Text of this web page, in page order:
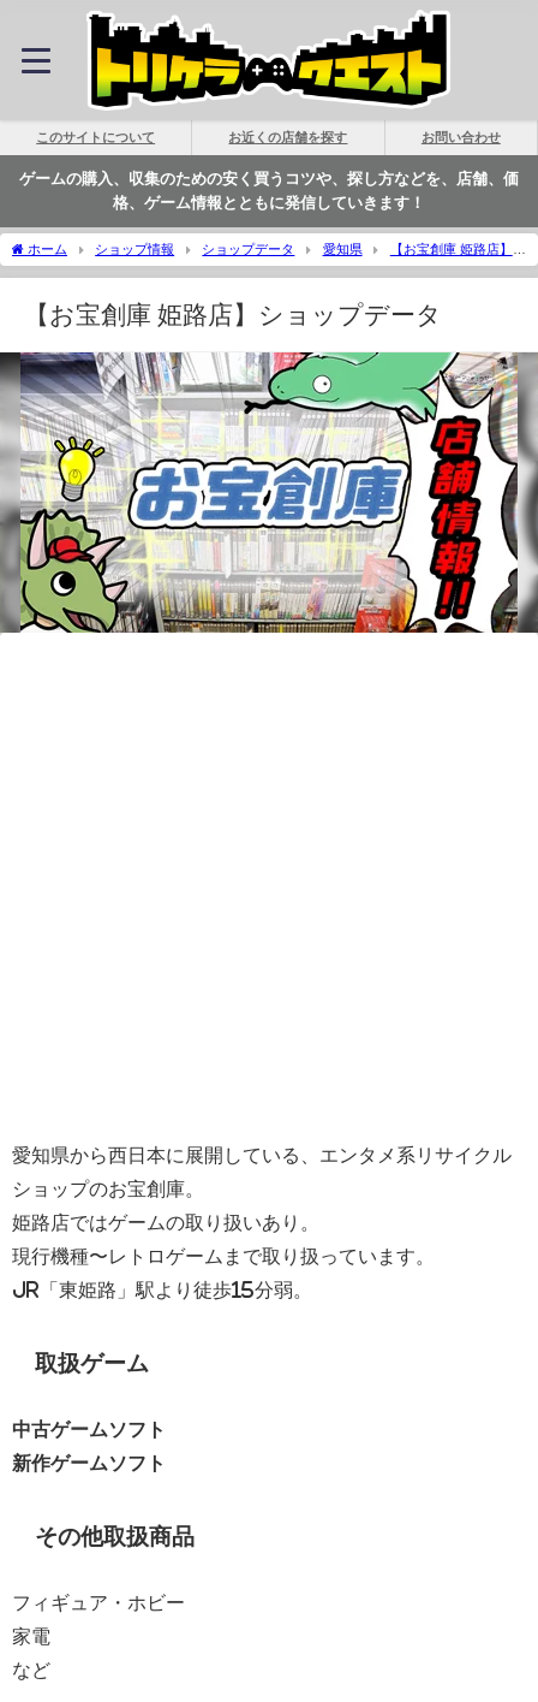
このサイトについて お近くの店舗を探す お問い合わせ
ゲームの購入、収集のための安く買うコツや、探し方などを、店舗、価
格、ゲーム情報とともに発信していきます！
ホーム ショップ情報 ショップデータ 愛知県
【お宝創庫 姫路店】シ
ョップデータ | トリケラクエスト
【お宝創庫 姫路店】ショップデータ
愛知県から西日本に展開している、エンタメ系リサイクル
ショップのお宝創庫。
姫路店ではゲームの取り扱いあり。
現行機種〜レトロゲームまで取り扱っています。
JR「東姫路」駅より徒歩15分弱。
取扱ゲーム
中古ゲームソフト
新作ゲームソフト
その他取扱商品
フィギュア・ホビー
家電
など